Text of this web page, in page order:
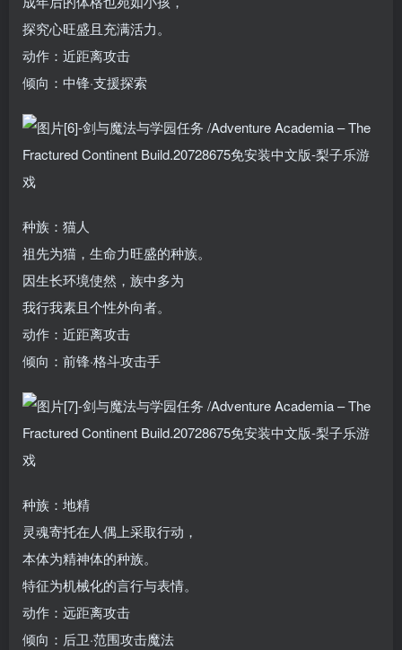
探究心旺盛且充满活力。
动作：近距离攻击
倾向：中锋·支援探索
种族：猫人
祖先为猫，生命力旺盛的种族。
因生长环境使然，族中多为
我行我素且个性外向者。
动作：近距离攻击
倾向：前锋·格斗攻击手
种族：地精
灵魂寄托在人偶上采取行动，
本体为精神体的种族。
特征为机械化的言行与表情。
动作：远距离攻击
倾向：后卫·范围攻击魔法